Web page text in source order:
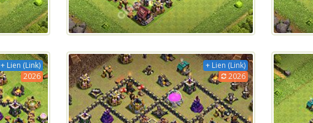
+ Lien (Link)
2026
+ Lien (Link)
2026